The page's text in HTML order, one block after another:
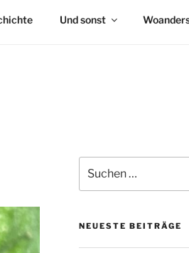
Und sonst
nach:
NEUESTE BEITRÄGE